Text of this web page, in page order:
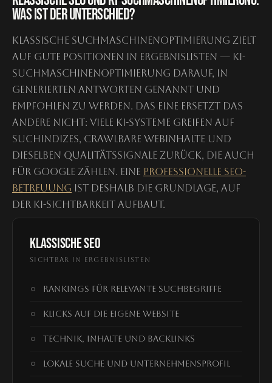
WAS IST DER UNTERSCHIED?
Klassische Suchmaschinenoptimierung zielt
auf gute Positionen in Ergebnislisten — KI-
Suchmaschinenoptimierung darauf, in
generierten Antworten genannt und
empfohlen zu werden. Das eine ersetzt das
andere nicht: Viele KI-Systeme greifen auf
Suchindizes, crawlbare Webinhalte und
dieselben Qualitätssignale zurück, die auch
für Google zählen. Eine professionelle SEO-
Betreuung ist deshalb die Grundlage, auf
der KI-Sichtbarkeit aufbaut.
KLASSISCHE SEO
SICHTBAR IN ERGEBNISLISTEN
Rankings für relevante Suchbegriffe
Klicks auf die eigene Website
Technik, Inhalte und Backlinks
Lokale Suche und Unternehmensprofil